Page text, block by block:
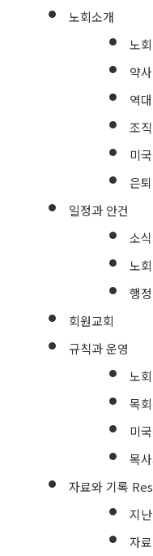
노회소개
노
약
역
조직
미
은
일정과 안건
소
노
행
회원교회
규칙과 운영
노
목
미
목
자료와 기록
지
자